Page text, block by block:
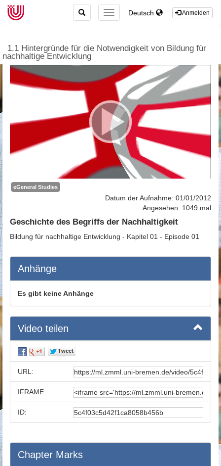
Anmelden
Deutsch
TOGGLE
NAVIGATION
TOGGLE
SEARCH
1.1 Hintergründe für die Notwendigkeit von Bildung für
nachhaltige Entwicklung
eGeneral Studies
Datum der Aufnahme: 01/01/2012
Angesehen: 1049 mal
Geschichte des Begriffs der Nachhaltigkeit
Bildung für nachhaltige Entwicklung - Kapitel 01 - Episode 01
Anhänge
Es gibt keine Anhänge
Video teilen
URL:
IFRAME:
ID:
Chapter Marks